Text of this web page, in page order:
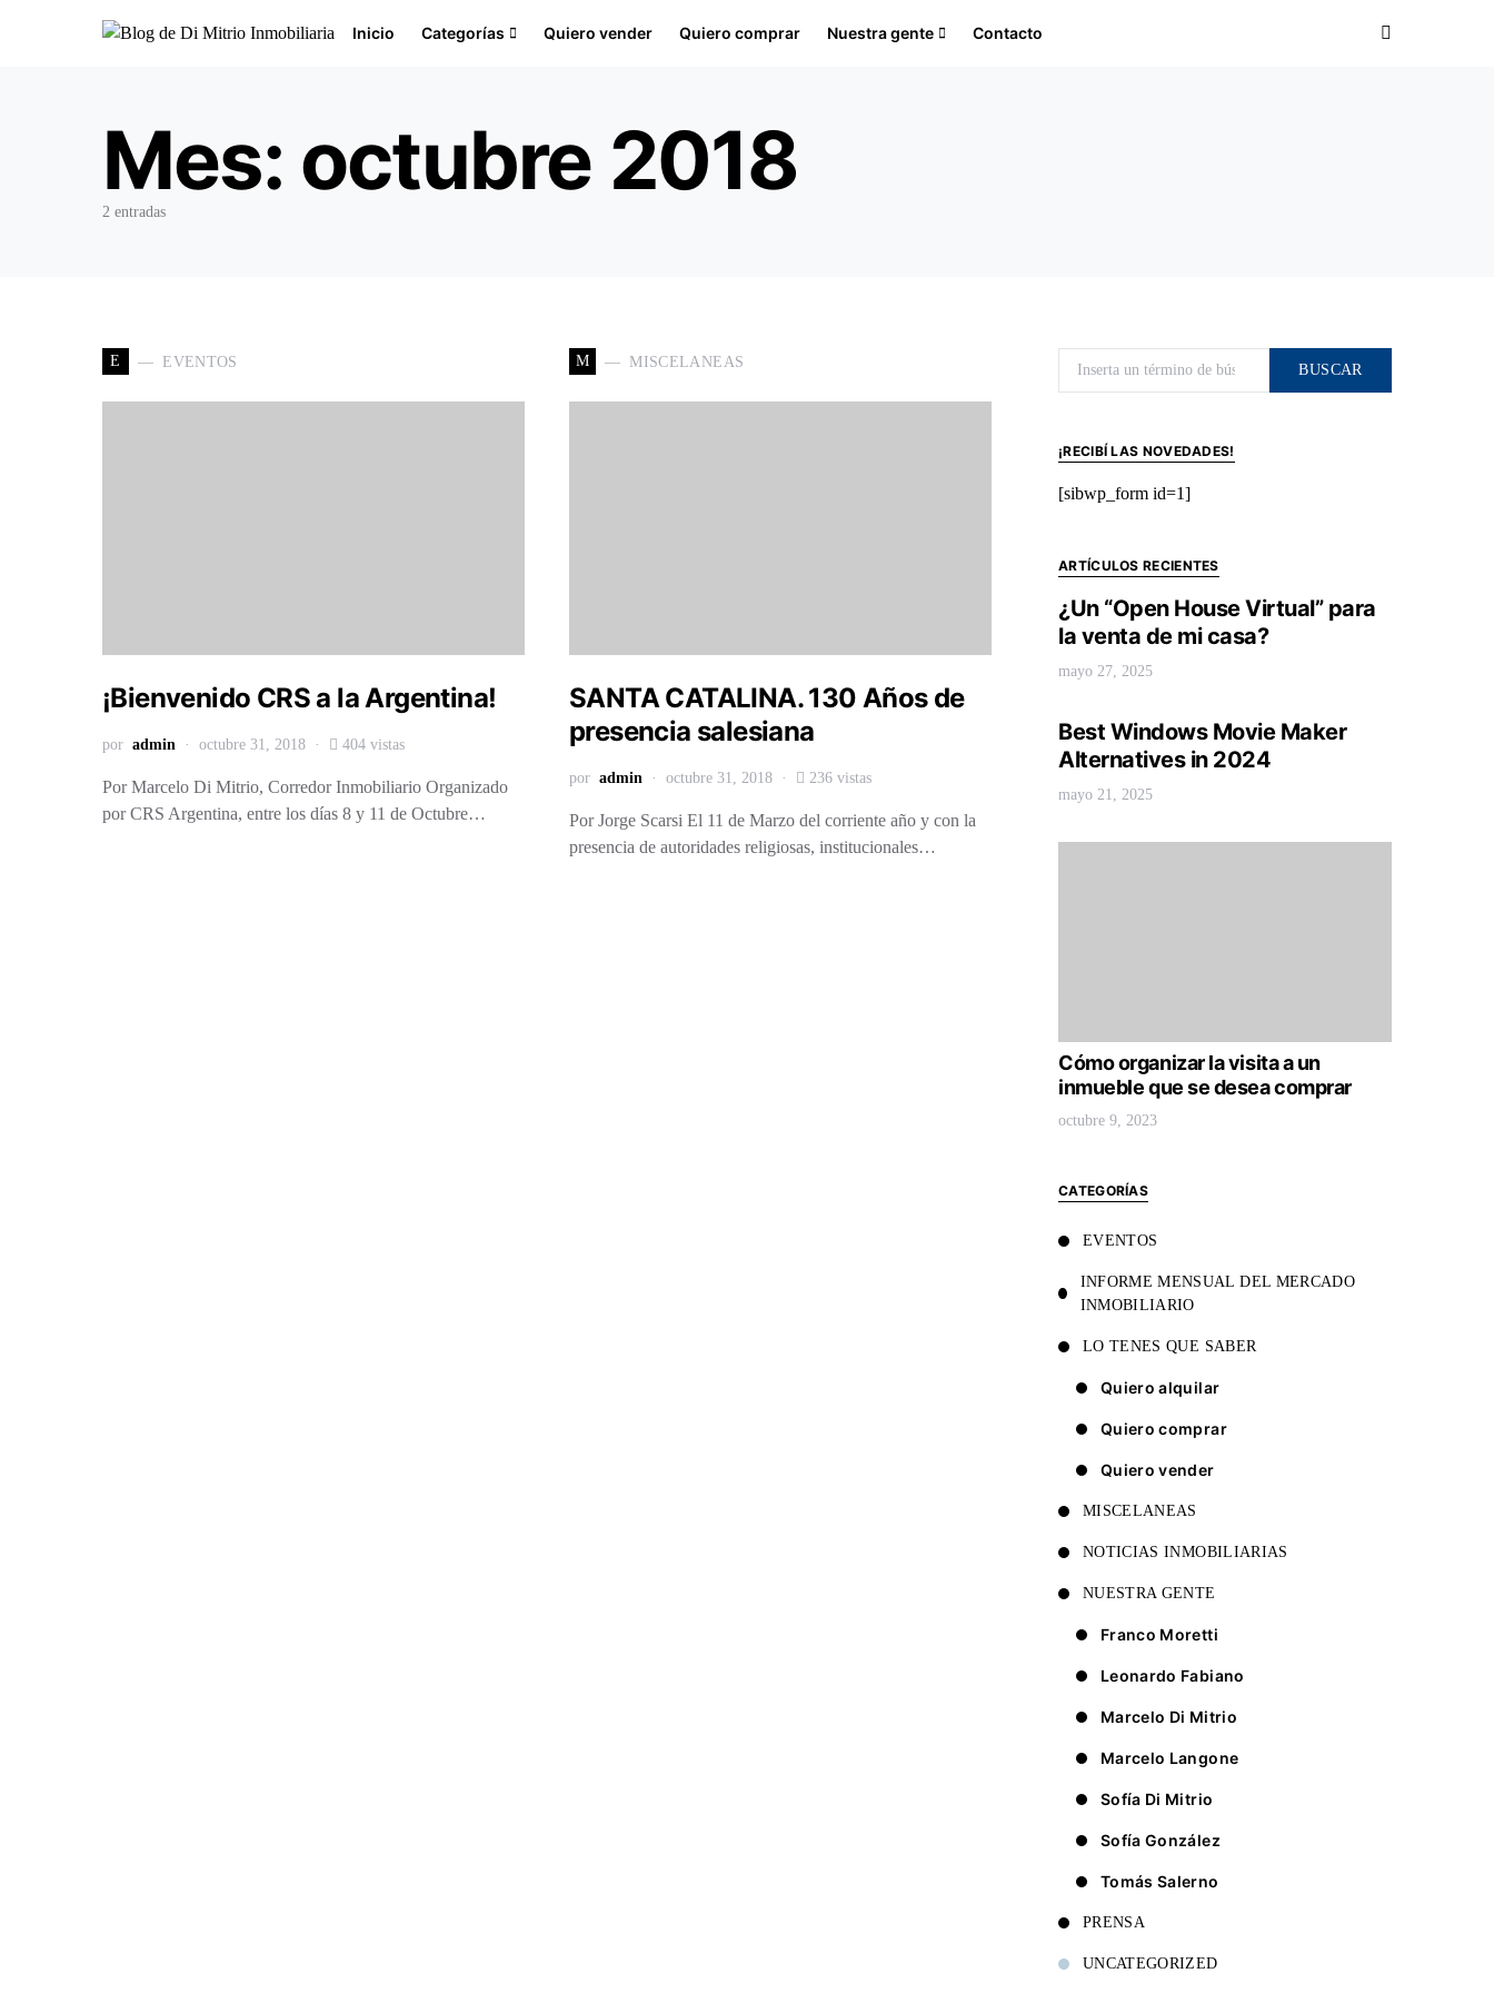
Inicio Categorías Quiero vender Quiero comprar Nuestra gente Contacto
Buscar por:
Mes: octubre 2018
2 entradas
E EVENTOS
¡Bienvenido CRS a la Argentina!
por admin octubre 31, 2018 404 vistas
Por Marcelo Di Mitrio, Corredor Inmobiliario Organizado
por CRS Argentina, entre los días 8 y 11 de Octubre…
M MISCELANEAS
SANTA CATALINA. 130 Años de
presencia salesiana
por admin octubre 31, 2018 236 vistas
Por Jorge Scarsi El 11 de Marzo del corriente año y con la
presencia de autoridades religiosas, institucionales…
BUSCAR
¡RECIBÍ LAS NOVEDADES!
[sibwp_form id=1]
ARTÍCULOS RECIENTES
¿Un “Open House Virtual” para
la venta de mi casa?
mayo 27, 2025
Best Windows Movie Maker
Alternatives in 2024
mayo 21, 2025
Cómo organizar la visita a un
inmueble que se desea comprar
octubre 9, 2023
CATEGORÍAS
EVENTOS
INFORME MENSUAL DEL MERCADO
INMOBILIARIO
LO TENES QUE SABER
Quiero alquilar
Quiero comprar
Quiero vender
MISCELANEAS
NOTICIAS INMOBILIARIAS
NUESTRA GENTE
Franco Moretti
Leonardo Fabiano
Marcelo Di Mitrio
Marcelo Langone
Sofía Di Mitrio
Sofía González
Tomás Salerno
PRENSA
UNCATEGORIZED